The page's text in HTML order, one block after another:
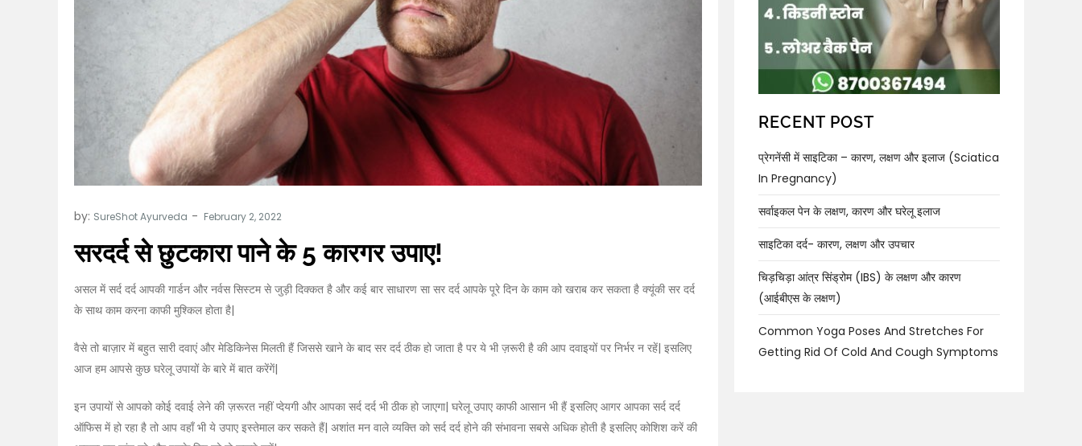
by: SureShot Ayurveda
सरदर्द से छुटकारा पाने के 5 कारगर उपाए!
असल में सर्द दर्द आपकी गार्डन और नर्वस सिस्टम से जुड़ी दिक्कत है और कई बार साधारण सा सर दर्द आपके पूरे दिन के काम को खराब कर सकता है क्यूंकी सर दर्द
के साथ काम करना काफी मुश्किल होता है|
वैसे तो बाज़ार में बहुत सारी दवाएं और मेडिकिनेस मिलती हैं जिससे खाने के बाद सर दर्द ठीक हो जाता है पर ये भी ज़रूरी है की आप दवाइयों पर निर्भर न रहें| इसलिए
आज हम आपसे कुछ घरेलू उपायों के बारे में बात करेंगें|
इन उपायों से आपको कोई दवाई लेने की ज़रूरत नहीं प्देयगी और आपका सर्द दर्द भी ठीक हो जाएगा| घरेलू उपाए काफी आसान भी हैं इसलिए आगर आपका सर्द दर्द
ऑफिस में हो रहा है तो आप वहाँ भी ये उपाए इस्तेमाल कर सकते हैं| अशांत मन वाले व्यक्ति को सर्द दर्द होने की संभावना सबसे अधिक होती है इसलिए कोशिश करें की
RECENT POST
प्रेगनेंसी में साइटिका – कारण, लक्षण और इलाज (Sciatica
In Pregnancy)
सर्वाइकल पेन के लक्षण, कारण और घरेलू इलाज
साइटिका दर्द- कारण, लक्षण और उपचार
चिड़चिड़ा आंत्र सिंड्रोम (IBS) के लक्षण और कारण
(आईबीएस के लक्षण)
Common Yoga Poses And Stretches For
Getting Rid Of Cold And Cough Symptoms